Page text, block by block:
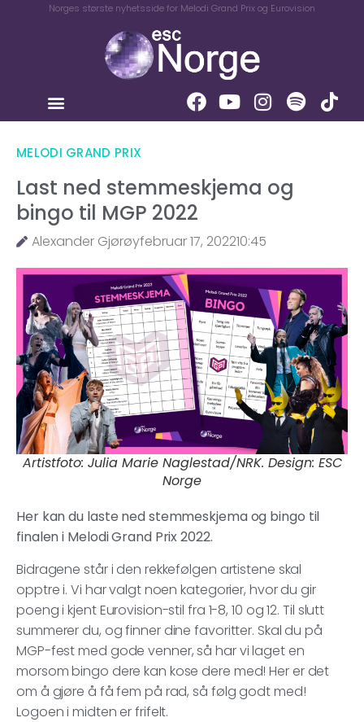
Norges største nyhetsside for Melodi Grand Prix og Eurovision
MELODI GRAND PRIX
Last ned stemmeskjema og
bingo til MGP 2022
Alexander Gjørøyfebruar 17, 202210:45
Artistfoto: Julia Marie Naglestad/NRK. Design: ESC
Norge
Her kan du laste ned stemmeskjema og bingo til
finalen i Melodi Grand Prix 2022.
Bidragene står i den rekkefølgen artistene skal
opptre i. Vi har valgt noen kategorier, hvor du gir
poeng i kjent Eurovision-stil fra 1-8, 10 og 12. Til slutt
summerer du, og finner dine favoritter. Skal du på
MGP-fest med gode venner, så har vi laget en
morsom bingo dere kan kose dere med! Her er det
om å gjøre å få fem på rad, så følg godt med!
Logoen i midten er frifelt.